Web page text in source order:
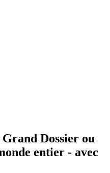
Dossier ou
entier - avec